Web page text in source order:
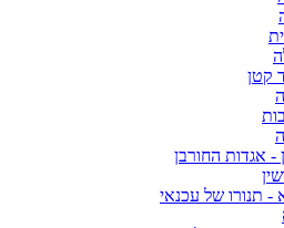
קטן
- אגדות החורבן
- תנורו של עכנאי